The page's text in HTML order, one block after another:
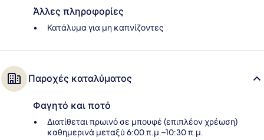
Άλλες πληροφορίες
Κατάλυμα για μη καπνίζοντες
Παροχές καταλύματος
Φαγητό και ποτό
Διατίθεται πρωινό σε μπουφέ (επιπλέον χρέωση)
καθημερινά μεταξύ 6:00 π.μ.–10:30 π.μ.